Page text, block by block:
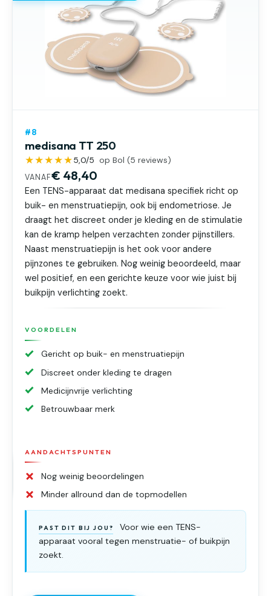
#8
medisana TT 250
★★★★★5,0/5 op Bol (5 reviews)
VANAF€ 48,40
Een TENS-apparaat dat medisana specifiek richt op
buik- en menstruatiepijn, ook bij endometriose. Je
draagt het discreet onder je kleding en de stimulatie
kan de kramp helpen verzachten zonder pijnstillers.
Naast menstruatiepijn is het ook voor andere
pijnzones te gebruiken. Nog weinig beoordeeld, maar
wel positief, en een gerichte keuze voor wie juist bij
buikpijn verlichting zoekt.
VOORDELEN
Gericht op buik- en menstruatiepijn
Discreet onder kleding te dragen
Medicijnvrije verlichting
Betrouwbaar merk
AANDACHTSPUNTEN
Nog weinig beoordelingen
Minder allround dan de topmodellen
PAST DIT BIJ JOU?
Voor wie een TENS-
apparaat vooral tegen menstruatie- of buikpijn
zoekt.